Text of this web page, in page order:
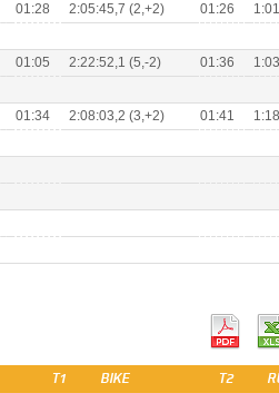
01:28 2:05:45,7 (2,+2) 01:26
01:05 2:22:52,1 (5,-2) 01:36
01:34 2:08:03,2 (3,+2) 01:41
T1 BIKE T2